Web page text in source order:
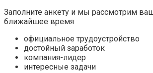
Заполните анкету и мы рассмотрим
ближайшее время
официальное трудоустройство
достойный заработок
компания-лидер
интересные задачи